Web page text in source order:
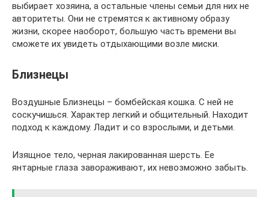
выбирает хозяина, а остальные члены семьи для них не
авторитеты. Они не стремятся к активному образу
жизни, скорее наоборот, большую часть времени вы
сможете их увидеть отдыхающими возле миски.
Близнецы
Воздушные Близнецы – бомбейская кошка. С ней не
соскучишься. Характер легкий и общительный. Находит
подход к каждому. Ладит и со взрослыми, и детьми.
Изящное тело, черная лакированная шерсть. Ее
янтарные глаза завораживают, их невозможно забыть.